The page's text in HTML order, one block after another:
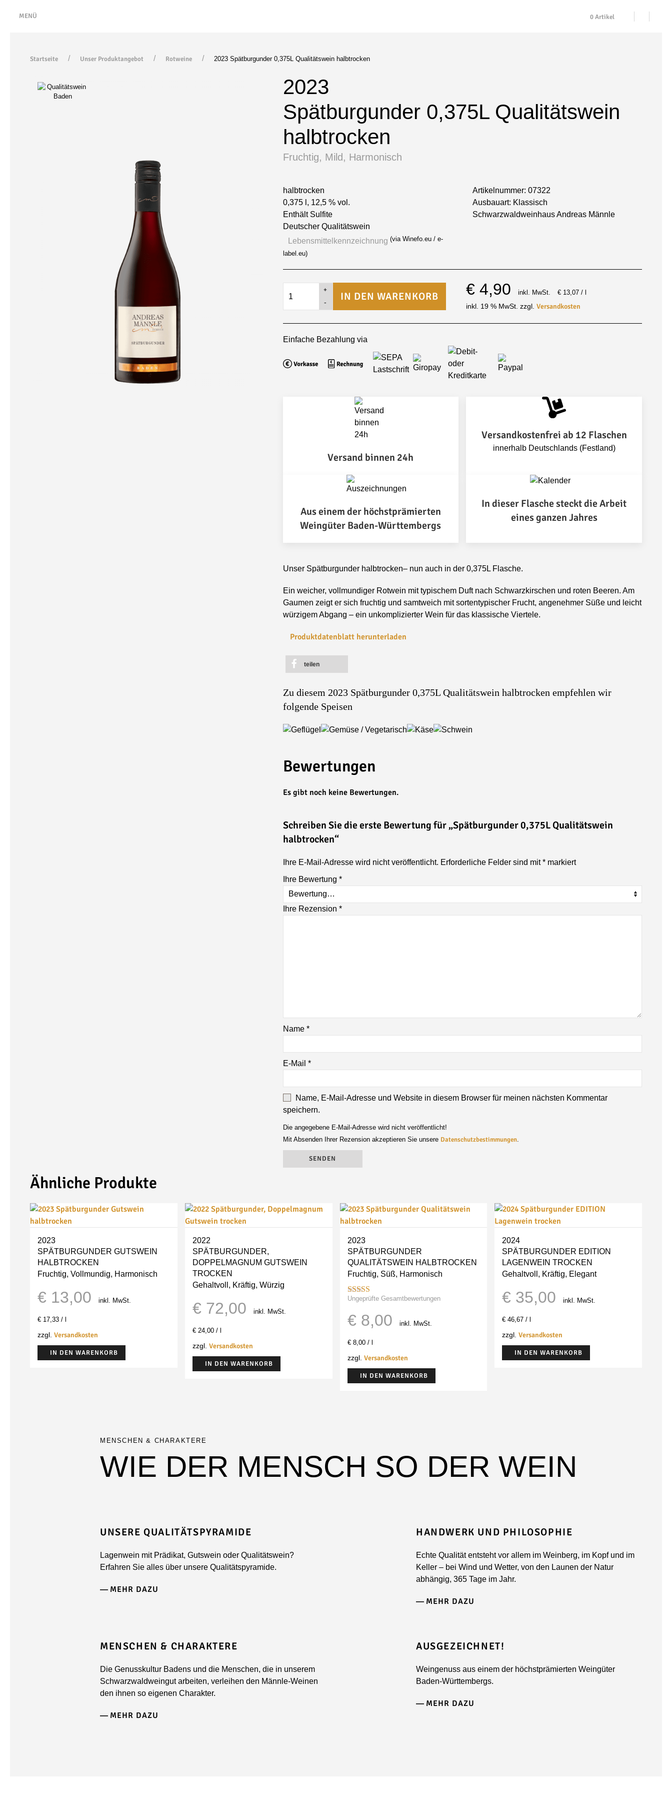
MENÜ 0 Artikel
Startseite Unser Produktangebot Rotweine 2023 Spätburgunder 0,375L Qualitätswein halbtrocken
2023
Spätburgunder 0,375L Qualitätswein
halbtrocken
Fruchtig, Mild, Harmonisch
halbtrocken
0,375 l, 12,5 % vol.
Enthält Sulfite
Deutscher Qualitätswein
Lebensmittel­kennzeichnung (via Winefo.eu / e-
label.eu)
Artikelnummer: 07322
Ausbauart: Klassisch
Schwarzwaldweinhaus Andreas Männle
Spätburgunder
0,375L
Qualitätswein
halbtrocken
IN DEN WARENKORB €4,90 inkl. MwSt. €13,07/
inkl. 19 % MwSt. zzgl. Versandkosten
Einfache Bezahlung via
Versand binnen 24h
Versandkostenfrei ab 12 Flaschen
innerhalb Deutschlands (Festland)
Aus einem der höchstprämierten
Weingüter Baden-Württembergs
In dieser Flasche steckt die Arbeit
eines ganzen Jahres
Unser Spätburgunder halbtrocken– nun auch in der 0,375L Flasche.
Ein weicher, vollmundiger Rotwein mit typischem Duft nach Schwarzkirschen und roten Beeren. Am
Gaumen zeigt er sich fruchtig und samtweich mit sortentypischer Frucht, angenehmer Süße und leicht
würzigem Abgang – ein unkomplizierter Wein für das klassische Viertele.
Produktdatenblatt herunterladen
teilen
Zu diesem 2023 Spätburgunder 0,375L Qualitätswein halbtrocken empfehlen wir
folgende Speisen
Bewertungen
Es gibt noch keine Bewertungen.
Schreiben Sie die erste Bewertung für „Spätburgunder 0,375LQualitätswein
halbtrocken“
Ihre E-Mail-Adresse wird nicht veröffentlicht. Erforderliche Felder sind mit*markiert
Ihre Bewertung *
Ihre Rezension *
Name *
E-Mail *
Name, E-Mail-Adresse und Website in diesem Browser für meinen nächsten Kommentar
speichern.
Die angegebene E-Mail-Adresse wird nicht veröffentlicht!
Mit Absenden Ihrer Rezension akzeptieren Sie unsere Datenschutzbestimmungen.
Ähnliche Produkte
2023
SPÄTBURGUNDER GUTSWEIN
HALBTROCKEN
Fruchtig, Vollmundig, Harmonisch
€ 13,00 inkl. MwSt.
€ 17,33 /
zzgl. Versandkosten
IN DEN WARENKORB
2022
SPÄTBURGUNDER,
DOPPELMAGNUM GUTSWEIN
TROCKEN
Gehaltvoll, Kräftig, Würzig
€ 72,00 inkl. MwSt.
€24,00/
zzgl. Versandkosten
IN DEN WARENKORB
2023
SPÄTBURGUNDER
QUALITÄTSWEIN HALBTROCKEN
Fruchtig, Süß, Harmonisch
Bewertet mit
Ungeprüfte Gesamtbewertungen
€ 8,00 inkl. MwSt.
€8,00/
zzgl. Versandkosten
IN DEN WARENKORB
2024
SPÄTBURGUNDER EDITION
LAGENWEIN TROCKEN
Gehaltvoll, Kräftig, Elegant
€ 35,00 inkl. MwSt.
€ 46,67 /
zzgl.Versandkosten
IN DEN WARENKORB
MENSCHEN & CHARAKTERE
WIE DER MENSCH SO DER WEIN
UNSERE QUALITÄTSPYRAMIDE
Lagenwein mit Prädikat, Gutswein oder Qualitätswein?
Erfahren Sie alles über unsere Qualitätspyramide.
MEHR DAZU
HANDWERK UND PHILOSOPHIE
Echte Qualität entsteht vor allem im Weinberg, im Kopf und im
Keller – bei Wind und Wetter, von den Launen der Natur
abhängig, 365 Tage im Jahr.
MEHR DAZU
MENSCHEN & CHARAKTERE
Die Genusskultur Badens und die Menschen, die in unserem
Schwarzwaldweingut arbeiten, verleihen den Männle-Weinen
den ihnen so eigenen Charakter.
MEHR DAZU
AUSGEZEICHNET!
Weingenuss aus einem der höchstprämierten Weingüter
Baden-Württembergs.
MEHR DAZU